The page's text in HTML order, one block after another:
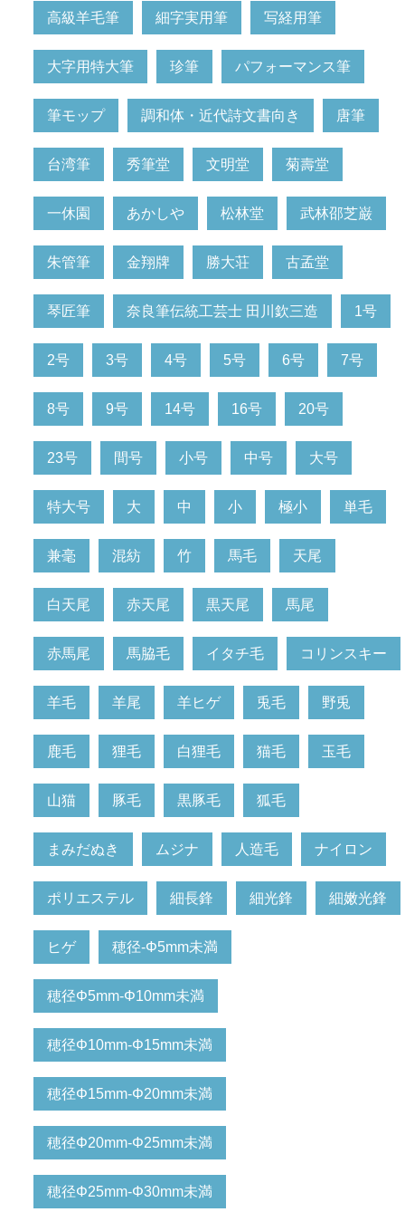
高級羊毛筆 細字実用筆 写経用筆
大字用特大筆 珍筆 パフォーマンス筆
筆モップ 調和体・近代詩文書向き 唐筆
台湾筆 秀筆堂 文明堂 菊壽堂
一休園 あかしや 松林堂 武林邵芝巌
朱管筆 金翔牌 勝大荘 古孟堂
琴匠筆 奈良筆伝統工芸士 田川欽三造 1号
2号 3号 4号 5号 6号 7号
8号 9号 14号 16号 20号
23号 間号 小号 中号 大号
特大号 大 中 小 極小 単毛
兼毫 混紡 竹 馬毛 天尾
白天尾 赤天尾 黒天尾 馬尾
赤馬尾 馬脇毛 イタチ毛 コリンスキー
羊毛 羊尾 羊ヒゲ 兎毛 野兎
鹿毛 狸毛 白狸毛 猫毛 玉毛
山猫 豚毛 黒豚毛 狐毛
まみだぬき ムジナ 人造毛 ナイロン
ポリエステル 細長鋒 細光鋒 細嫩光鋒
ヒゲ 穂径-Φ5mm未満
穂径Φ5mm-Φ10mm未満
穂径Φ10mm-Φ15mm未満
穂径Φ15mm-Φ20mm未満
穂径Φ20mm-Φ25mm未満
穂径Φ25mm-Φ30mm未満